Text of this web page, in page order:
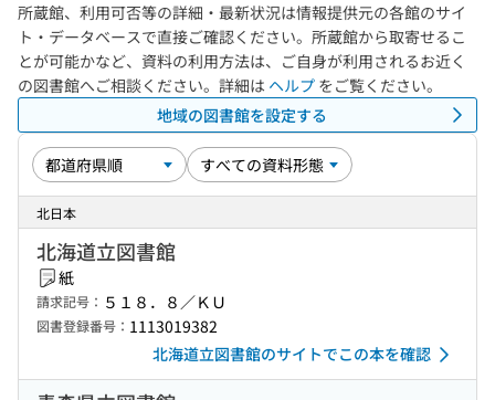
所蔵館、利用可否等の詳細・最新状況は情報提供元の各館のサイ
ト・データベースで直接ご確認ください。所蔵館から取寄せるこ
とが可能かなど、資料の利用方法は、ご自身が利用されるお近く
の図書館へご相談ください。詳細は ヘルプ をご覧ください。
地域の図書館を設定する
北日本
北海道立図書館
紙
請求記号： ５１８．８／ＫＵ
図書登録番号： 1113019382
北海道立図書館のサイトでこの本を確認